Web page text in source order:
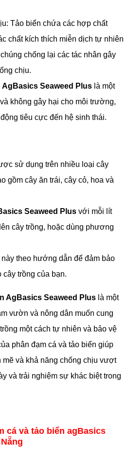
Tảo biển chứa các hợp chất
chất kích thích miễn dịch tự nhiên
chống lại các tác nhân gây
chịu.
AgBasics Seaweed Plus là một
không gây hại cho môi trường,
tiêu cực đến hệ sinh thái.
sử dụng trên nhiều loại cây
gồm cây ăn trái, cây cỏ, hoa và
Seaweed Plus với mỗi lít
cây trồng, hoặc dùng phương
theo hướng dẫn để đảm bảo
cây trồng của bạn.
AgBasics Seaweed Plus là một
vườn và nông dân muốn cung
một cách tự nhiên và bảo vệ
phân đạm cá và tảo biển giúp
mẽ và khả năng chống chịu vượt
và trải nghiệm sự khác biệt trong
cá và tảo biển agBasics